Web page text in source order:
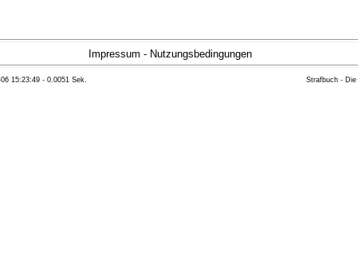
der Website zu gew�hrleisten. Andere Daten k�nnen zur
Herkunft, Empf�nger und Zweck Ihrer gespeicherten
Impressum - Nutzungsbedingungen
15:23:49 - 0.0051 Sek. Strafbuch -